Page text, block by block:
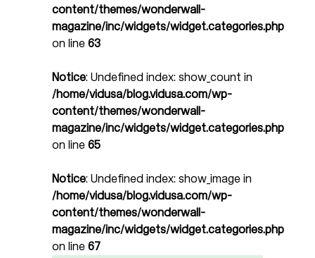
content/themes/wonderwall-
magazine/inc/widgets/widget.categories.php
on line 63
Notice: Undefined index: show_count in
/home/vidusa/blog.vidusa.com/wp-
content/themes/wonderwall-
magazine/inc/widgets/widget.categories.php
on line 65
Notice: Undefined index: show_image in
/home/vidusa/blog.vidusa.com/wp-
content/themes/wonderwall-
magazine/inc/widgets/widget.categories.php
on line 67